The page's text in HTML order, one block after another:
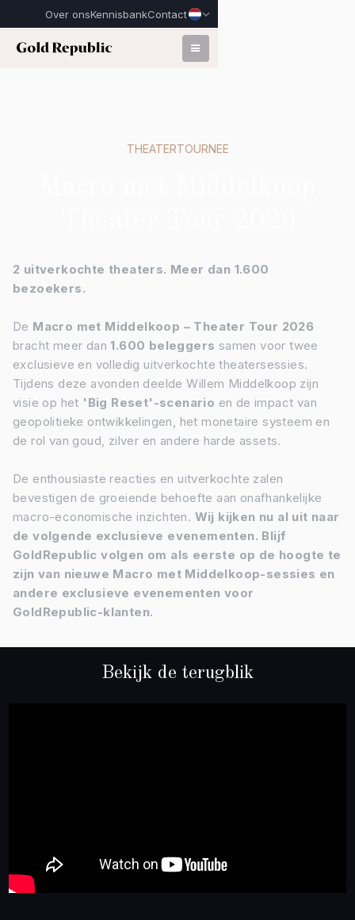
Over onsKennisbankContact
THEATERTOURNEE
2 uitverkochte theaters. Meer dan 1.600
bezoekers.
De Macro met Middelkoop – Theater Tour 2026
bracht meer dan1.600 beleggers samen voor twee
exclusieve en volledig uitverkochte theatersessies.
Tijdens deze avonden deelde Willem Middelkoop zijn
visie op het 'Big Reset'-scenario en de impact van
geopolitieke ontwikkelingen, het monetaire systeem en
de rol van goud, zilver en andere harde assets.
De enthousiaste reacties en uitverkochte zalen
bevestigen de groeiende behoefte aan onafhankelijke
macro-economische inzichten. Wij kijken nu al uit naar
de volgende exclusieve evenementen. Blijf
GoldRepublic volgen om als eerste op de hoogte te
zijn van nieuwe Macro met Middelkoop-sessies en
andere exclusieve evenementen voor
GoldRepublic-klanten.
Bekijk de terugblik